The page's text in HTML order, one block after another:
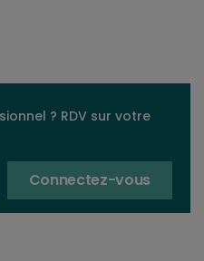
? RDV sur votre
Connectez-vous